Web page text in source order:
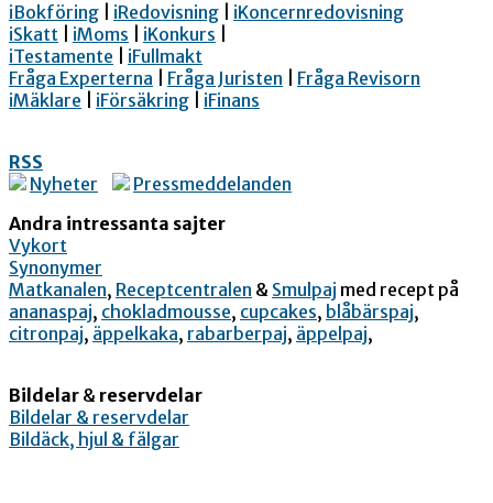
iBokföring
iRedovisning
iKoncernredovisning
iSkatt
iMoms iKonkurs
iTestamente
iFullmakt
Fråga Experterna
Fråga Juristen
Fråga Revisorn
iMäklare
iFörsäkring iFinans
RSS
Nyheter
Pressmeddelanden
Andra intressanta sajter
Vykort
Synonymer
Matkanalen, Receptcentralen & Smulpaj med recept på
ananaspaj, chokladmousse, cupcakes, blåbärspaj,
citronpaj, äppelkaka, rabarberpaj, äppelpaj,
Bildelar & reservdelar
Bildelar & reservdelar
Bildäck, hjul & fälgar